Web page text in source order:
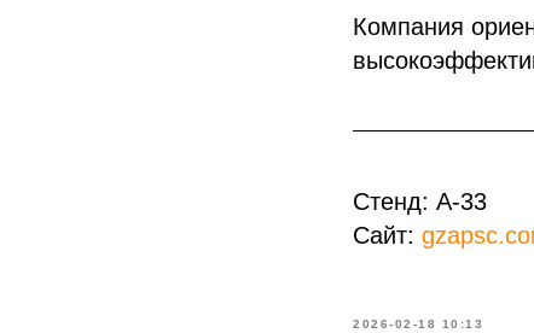
Компания
Стенд: A-33
Сайт:
2026-02-18 10:13